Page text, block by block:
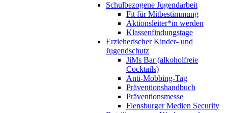
Schulbezogene Jugendarbeit
Fit für Mitbestimmung
Aktionsleiter*in werden
Klassenfindungstage
Erzieherischer Kinder- und
Jugendschutz
JiMs Bar (alkoholfreie
Cocktails)
Anti-Mobbing-Tag
Präventionshandbuch
Präventionsmesse
Flensburger Medien Security